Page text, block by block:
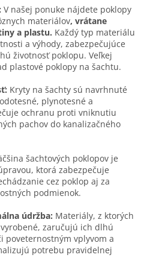
d
a
c
i
e
p
r
v
k
y
v
i
s
u
V našej ponuke nájdete poklopy
materiálov, vrátane
a plastu. Každý typ materiálu
a výhody, zabezpečujúce
životnosť poklopu. Veľkej
plastové poklopy na šachtu.
Kryty na šachty sú navrhnuté
plynotesné a
ochranu proti vniknutiu
pachov do kanalizačného
šachtových poklopov je
ktorá zabezpečuje
cez poklop aj za
podmienok.
údržba: Materiály, z ktorých
zaručujú ich dlhú
poveternostným vplyvom a
potrebu pravidelnej